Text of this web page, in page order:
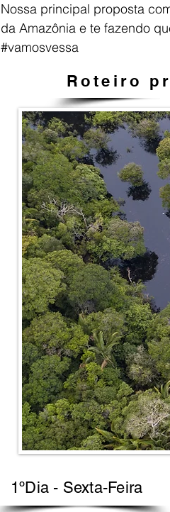
Nossa principal proposta
da Amazônia e te fazendo
#vamosvessa
Roteiro
1ºDia - Sexta-Feira